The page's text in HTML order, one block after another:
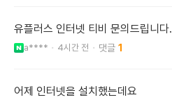
유플러스 인터넷 티비 문의드립니다.
a**** 4시간 전 1
어제 인터넷을 설치했는데요